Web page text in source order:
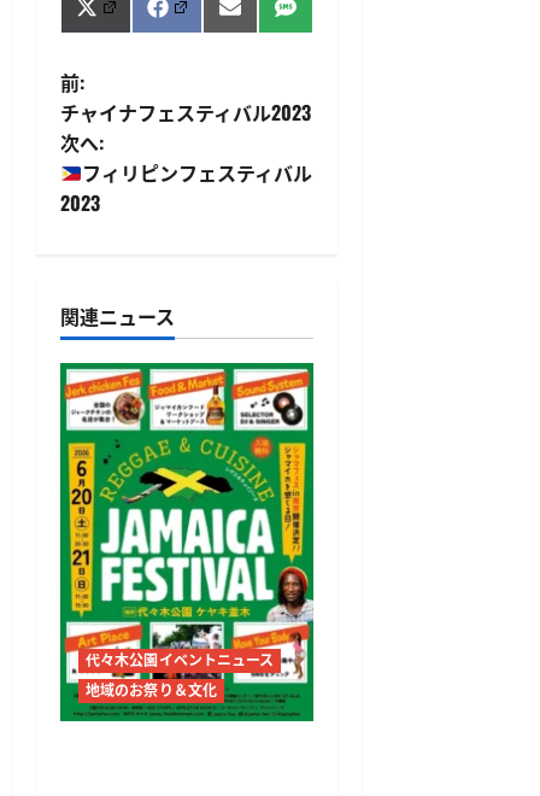
Share
on
X
(Twitter)
Share
on
FacebookShare
on
EmailShare
on
SMS
投
稿
ナ
ゲ
ー
シ
ョ
ン
前:
チャイナフェスティバル2023
次へ:
フィリピンフェスティバル
2023
関連ニュース
代々木公園イベントニュース
地域のお祭り＆文化